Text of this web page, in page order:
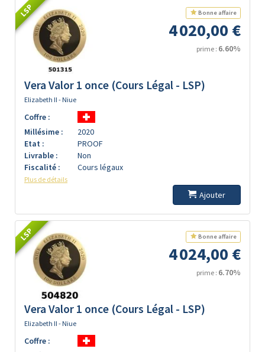
LSP Bonne affaire
4 020,00 €
prime : 6.60%
Vera Valor 1 once (Cours Légal - LSP)
Elizabeth II - Niue
Coffre :
Millésime :
2020
Etat :
PROOF
Livrable :
Non
Fiscalité :
Cours légaux
Plus de détails
Ajouter
LSP Bonne affaire
4 024,00 €
prime : 6.70%
Vera Valor 1 once (Cours Légal - LSP)
Elizabeth II - Niue
Coffre :